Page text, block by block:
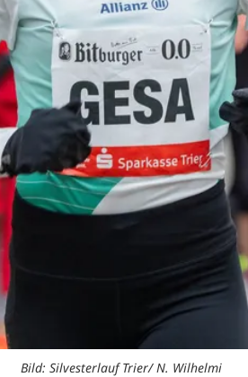
Bild: Silvesterlauf Trier/ N. Wilhelmi